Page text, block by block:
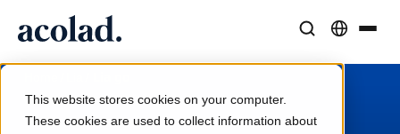
This website stores cookies on your computer.
These cookies are used to collect information about
Tradução
Lia Translate
Histórias de sucesso
Sobre a Acolad